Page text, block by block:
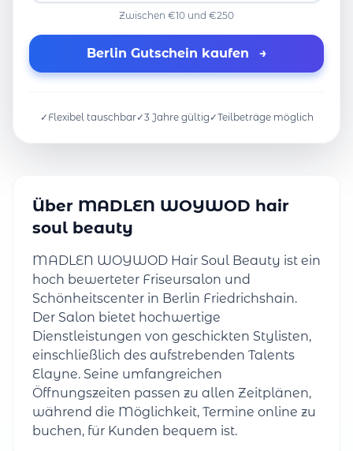
Zwischen €10 und €250
Berlin Gutschein kaufen →
✓ Flexibel tauschbar✓3 Jahre gültig ✓Teilbeträge möglich
Über MADLEN WOYWOD hair
soul beauty
MADLEN WOYWOD Hair Soul Beauty ist ein
hoch bewerteter Friseursalon und
Schönheitscenter in Berlin Friedrichshain.
Der Salon bietet hochwertige
Dienstleistungen von geschickten Stylisten,
einschließlich des aufstrebenden Talents
Elayne. Seine umfangreichen
Öffnungszeiten passen zu allen Zeitplänen,
während die Möglichkeit, Termine online zu
buchen, für Kunden bequem ist.